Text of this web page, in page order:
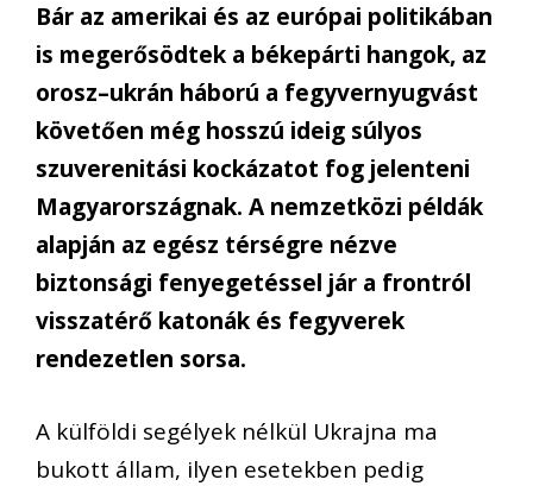
Bár az amerikai és az európai politikában
is megerősödtek a békepárti hangok, az
orosz–ukrán háború a fegyvernyugvást
követően még hosszú ideig súlyos
szuverenitási kockázatot fog jelenteni
Magyarországnak. A nemzetközi példák
alapján az egész térségre nézve
biztonsági fenyegetéssel jár a frontról
visszatérő katonák és fegyverek
rendezetlen sorsa.
A külföldi segélyek nélkül Ukrajna ma
bukott állam, ilyen esetekben pedig